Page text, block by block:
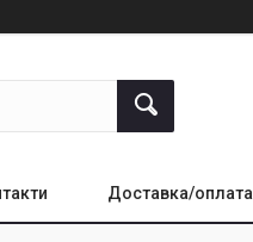
Доставка/оплата